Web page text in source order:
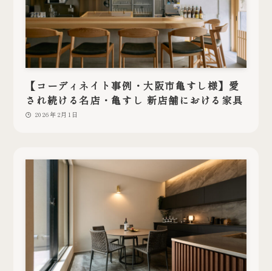
【コーディネイト事例・大阪市亀すし様】愛
され続ける名店・亀すし 新店舗における家具
2026年2月1日